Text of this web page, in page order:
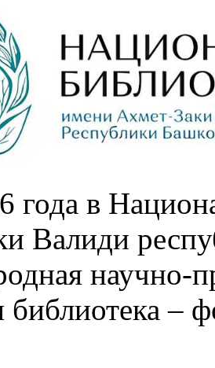
года в
Валиди
научно-
библиотека –